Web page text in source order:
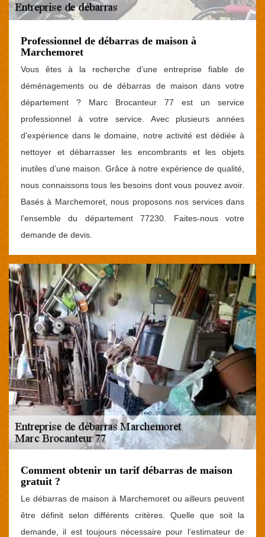
Professionnel de débarras de maison à
Marchemoret
Vous êtes à la recherche d’une entreprise fiable de
déménagements ou de débarras de maison dans votre
département ? Marc Brocanteur 77 est un service
professionnel à votre service. Avec plusieurs années
d'expérience dans le domaine, notre activité est dédiée à
nettoyer et débarrasser les encombrants et les objets
inutiles d’une maison. Grâce à notre expérience de qualité,
nous connaissons tous les besoins dont vous pouvez avoir.
Basés à Marchemoret, nous proposons nos services dans
l’ensemble du département 77230. Faites-nous votre
demande de devis.
Comment obtenir un tarif débarras de maison
gratuit ?
Le débarras de maison à Marchemoret ou ailleurs peuvent
être définit selon différents critères. Quelle que soit la
demande, il est toujours nécessaire pour l’estimateur de